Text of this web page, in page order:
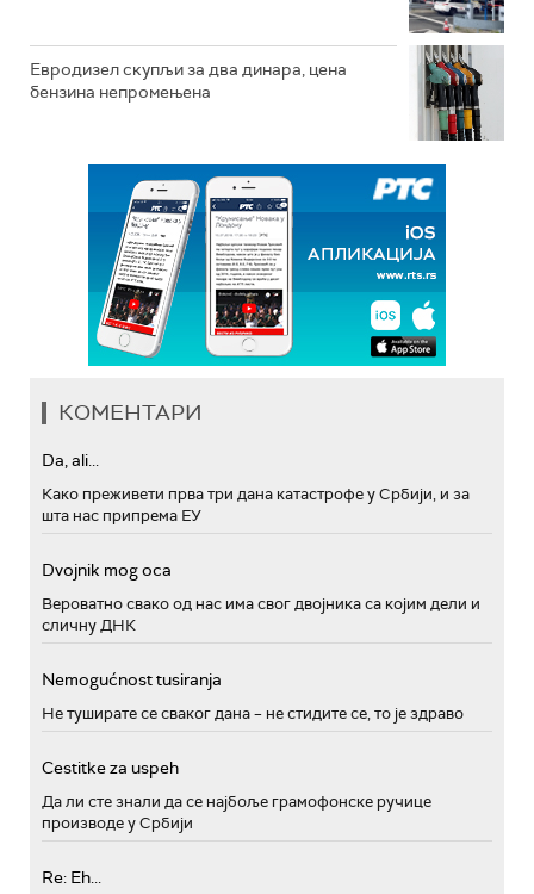
Евродизел скупљи за два динара, цена
бензина непромењена
КОМЕНТАРИ
Da, ali...
Како преживети прва три дана катастрофе у Србији, и за
шта нас припрема ЕУ
Dvojnik mog oca
Вероватно свако од нас има свог двојника са којим дели и
сличну ДНК
Nemogućnost tusiranja
Не туширате се сваког дана – не стидите се, то је здраво
Cestitke za uspeh
Да ли сте знали да се најбоље грамофонске ручице
производе у Србији
Re: Eh...